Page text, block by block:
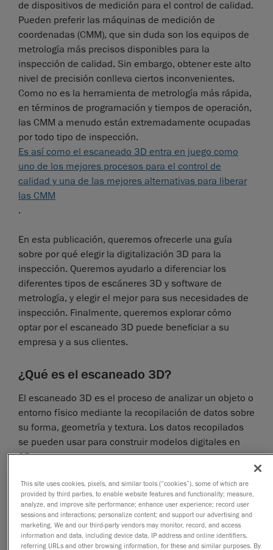
de dispositivos de medición para el control de calidad.
Pueden preferir las máquinas de medición de
coordenadas (CMM), que sin duda son los equipos de
metrología más precisos disponibles para la
inspección de calidad. Sin embargo, obtener este alto
nivel de precisión conlleva ciertos inconvenientes.
Como no es la herramienta de metrología más rápida,
en términos de programación y tiempos de operación,
las CMM a menudo están extremadamente ocupadas
por todo tipo de inspección.
Es así como el escaneado 3D entra en juego como
uno de los mejores procesos para el control de
calidad y una de las mejores alternativas para liberar
las CMM
.
En esta publicación, queremos ofrecerle una guía
sobre por qué elegir la digitalización 3D para la
inspección. Queremos ayudarlo a diferenciar los
diferentes tipos de escáneres 3D y software de
metrología, y elegir el mejor para sus necesidades de
inspección. Finalmente, queremos explorar cómo
optar por el escaneado 3D puede beneficiar a su
empresa y a sus clientes.
¿Qué es el escaneado 3D?
El escaneado 3D es el proceso de analizar un objeto o
entorno físico mediante la recopilación de datos sobre
su forma, geometría y textura. Los datos recopilados
se pueden usar para construir modelos digitales en
3D.
Un modelo 3D consiste en una malla hermética de
muestras geométricas recolectadas en la superficie
de un objeto. Estos puntos se utilizan luego para
extrapolar la forma, la geometría y la textura del objeto
físico; un proceso que también se llama
This site uses cookies, pixels, and similar tools (“cookies”), some of which are
provided by third parties, to enable website features and functionality; measure,
analyze, and improve site performance; enhance user experience; record user
sessions and interactions; personalize content; and support our advertising and
marketing. We and our third-party vendors may monitor, record, and access
information and data, including device data, IP address and online identifiers,
referring URLs and other browsing information, for these and similar purposes. By